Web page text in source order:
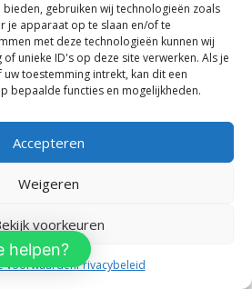
gebruiken wij technologieën zoals
je apparaat op te slaan en/of te
met deze technologieën kunnen wij
unieke ID's op deze site verwerken. Als je
toestemming intrekt, kan dit een
bepaalde functies en mogelijkheden.
Accepteren
Weigeren
voorkeuren
voorwaardenPrivacybeleid
helpen?